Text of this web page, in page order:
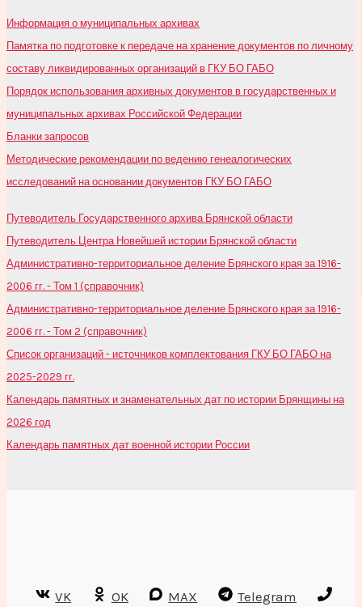
Информация о муниципальных архивах
Памятка по подготовке к передаче на хранение документов по личному
составу ликвидированных организаций в ГКУ БО ГАБО
Порядок использования архивных документов в государственных и
муниципальных архивах Российской Федерации
Бланки запросов
Методические рекомендации по ведению генеалогических
исследований на основании документов ГКУ БО ГАБО
Путеводитель Государственного архива Брянской области
Путеводитель Центра Новейшей истории Брянской области
Административно-территориальное деление Брянского края за 1916-
2006 гг. - Том 1 (справочник)
Административно-территориальное деление Брянского края за 1916-
2006 гг. - Том 2 (справочник)
Список организаций - источников комплектования ГКУ БО ГАБО на
2025-2029 гг.
Календарь памятных и знаменательных дат по истории Брянщины на
2026 год
Календарь памятных дат военной истории России
VK OK MAX Telegram